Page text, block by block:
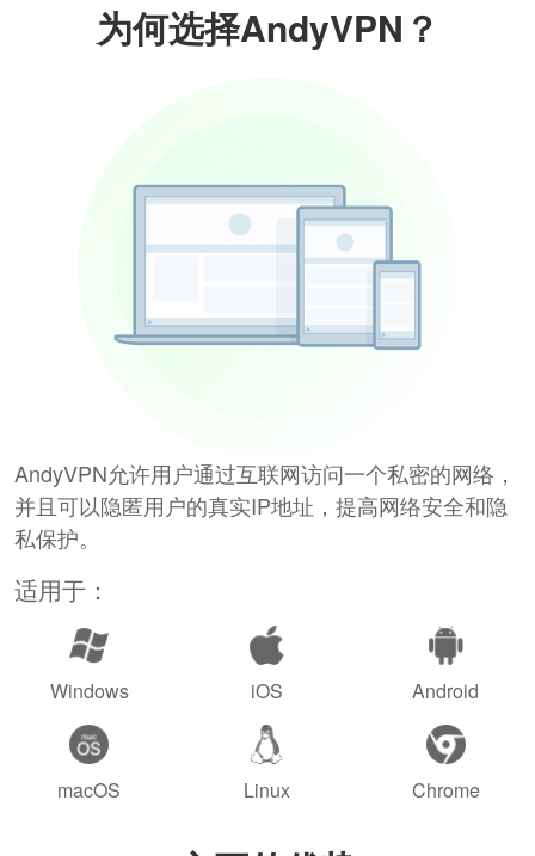
为何选择AndyVPN？
AndyVPN允许用户通过互联网访问一个私密的网络，
并且可以隐匿用户的真实IP地址，提高网络安全和隐
私保护。
适用于：
Windows iOS Android
macOS Linux Chrome